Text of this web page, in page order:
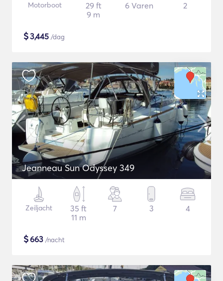
Motorboot
29 ft
9 m
6 Varen 2
$3,445 /dag
Jeanneau Sun Odyssey 349
Zeiljacht
35 ft
11 m
7 3 4
$663 /nacht